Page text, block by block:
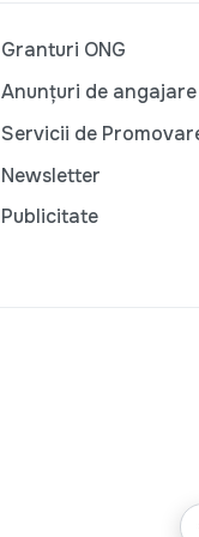
Granturi ONG
Anunțuri de angajare
Servicii de
Newsletter
Publicitate